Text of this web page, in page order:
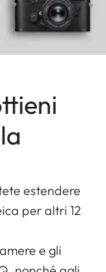
estendere
per altri 12
e gli